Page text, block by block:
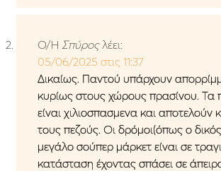
Ο/Η Σπύρος λέει:
05/06/2025 στις 11:37
Δικαίως. Παντού υπάρχουν
κυρίως στους χώρους πρασίνου. Τα
είναι χιλιοσπασμενα και αποτελούν
τους πεζούς. Οι δρόμοι(όπως ο
μεγάλο σούπερ μάρκετ είναι σε
κατάσταση έχοντας σπάσει σε